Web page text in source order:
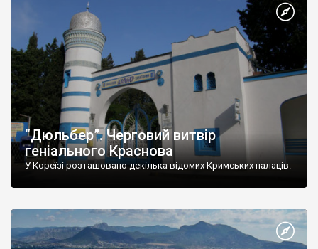
“Дюльбер”. Черговий витвір
геніального Краснова
У Кореїзі розташовано декілька відомих Кримських палаців.